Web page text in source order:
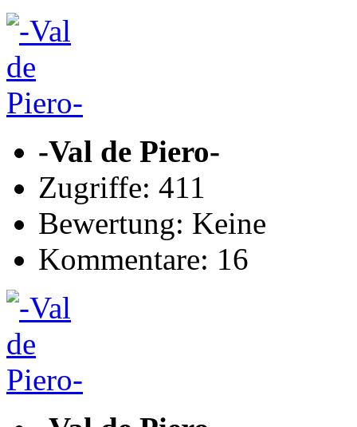
-Val de Piero-
Zugriffe: 411
Bewertung: Keine
Kommentare: 16